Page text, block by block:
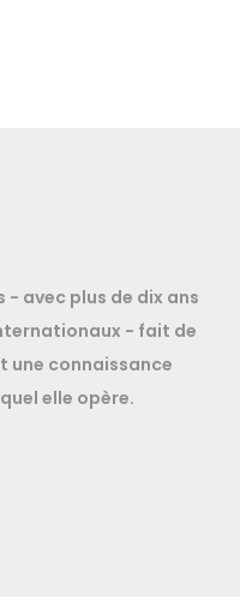
- avec plus de dix ans
- fait de
une connaissance
elle opère.